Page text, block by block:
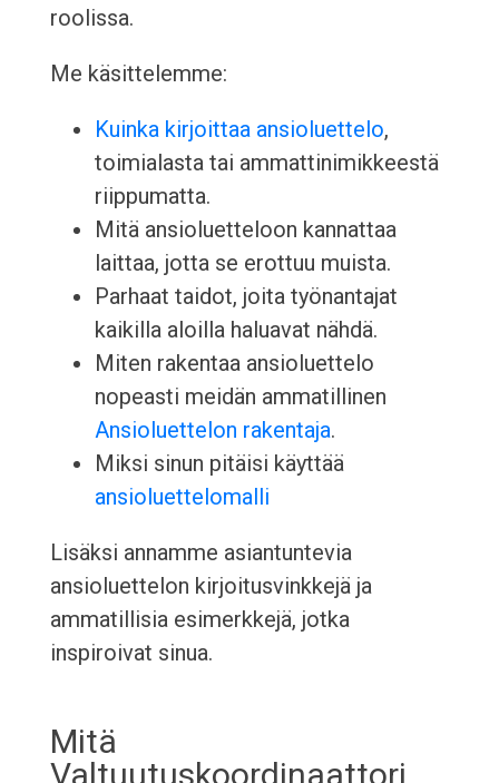
roolissa.
Me käsittelemme:
Kuinka kirjoittaa ansioluettelo,
toimialasta tai ammattinimikkeestä
riippumatta.
Mitä ansioluetteloon kannattaa
laittaa, jotta se erottuu muista.
Parhaat taidot, joita työnantajat
kaikilla aloilla haluavat nähdä.
Miten rakentaa ansioluettelo
nopeasti meidän ammatillinen
Ansioluettelon rakentaja.
Miksi sinun pitäisi käyttää
ansioluettelomalli
Lisäksi annamme asiantuntevia
ansioluettelon kirjoitusvinkkejä ja
ammatillisia esimerkkejä, jotka
inspiroivat sinua.
Mitä
Valtuutuskoordinaattori